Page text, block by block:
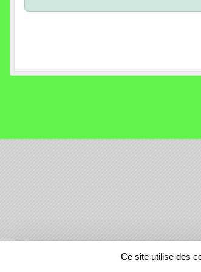
REGIONS
Ce site utilise des